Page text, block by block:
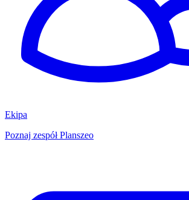
Ekipa
Poznaj zespół Planszeo